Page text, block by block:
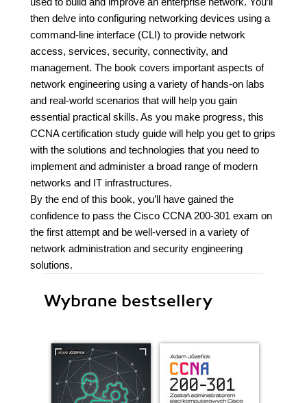
then delve into configuring networking devices using a
command-line interface (CLI) to provide network
access, services, security, connectivity, and
management. The book covers important aspects of
network engineering using a variety of hands-on labs
and real-world scenarios that will help you gain
essential practical skills. As you make progress, this
CCNA certification study guide will help you get to grips
with the solutions and technologies that you need to
implement and administer a broad range of modern
networks and IT infrastructures.
By the end of this book, you’ll have gained the
confidence to pass the Cisco CCNA 200-301 exam on
the first attempt and be well-versed in a variety of
network administration and security engineering
solutions.
Wybrane bestsellery